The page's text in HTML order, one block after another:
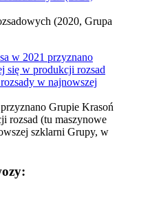
(2020, Grupa
Grupie Krasoń
rozsad (tu maszynowe
szklarni Grupy, w